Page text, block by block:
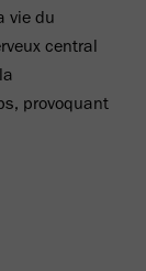
vie du
central
provoquant